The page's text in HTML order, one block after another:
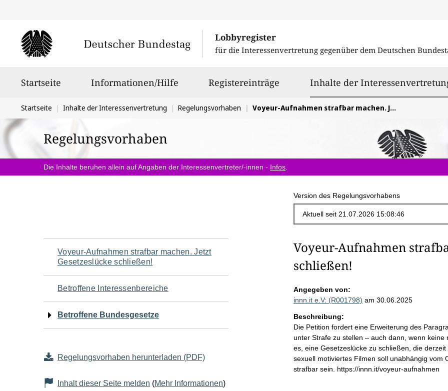
Lobbyregister
für die Interessenvertretung gegenüber dem Deutschen
Startseite Informationen/Hilfe Registereinträge Inhalte der
Sie
befinden
sich
hier:
Startseite Inhalte der Interessenvertretung Regelungsvorhaben Voyeur-Aufnahmen strafbar machen. Jetzt Gesetzeslücke schließen!
Regelungsvorhaben
Die Inhalte beruhen allein auf Angaben der Interessenvertreter/-innen - Infos
Version des Regelungsvorhabens
Navigation
für
den
Seiteninhalt
Voyeur-Aufnahmen strafbar machen. Jetzt
Gesetzeslücke schließen!
Betroffene Interessenbereiche
Betroffene Bundesgesetze
Regelungsvorhaben herunterladen (PDF)
Inhalt dieser Seite melden (Mehr Informationen)
Voyeur-Aufnahmen
schließen!
Angegeben von:
innn.it e.V: (R001798) am 30.06.2025
Beschreibung:
Die Petition fordert eine Erweiterung des
unter Strafe zu stellen – auch dann, wenn
es, eine Gesetzeslücke zu schließen, die
sexuell motiviertes Filmen soll unabhängig
strafbar sein. https://innn.it/voyeur-aufnahmen